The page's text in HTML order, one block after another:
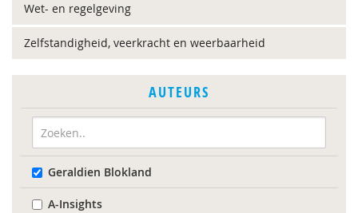
Wet- en regelgeving
Zelfstandigheid, veerkracht en weerbaarheid
AUTEURS
Geraldien Blokland
A-Insights